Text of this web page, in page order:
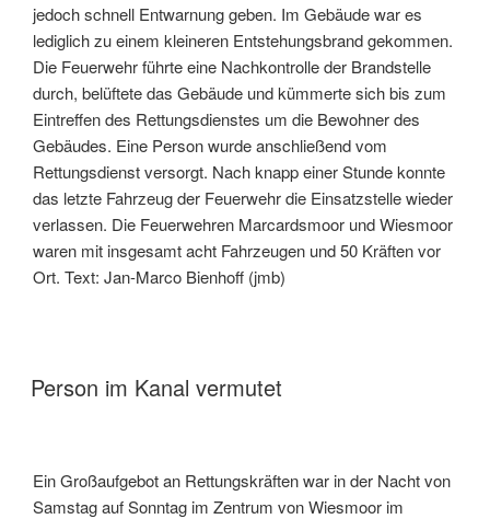
jedoch schnell Entwarnung geben. Im Gebäude war es
lediglich zu einem kleineren Entstehungsbrand gekommen.
Die Feuerwehr führte eine Nachkontrolle der Brandstelle
durch, belüftete das Gebäude und kümmerte sich bis zum
Eintreffen des Rettungsdienstes um die Bewohner des
Gebäudes. Eine Person wurde anschließend vom
Rettungsdienst versorgt. Nach knapp einer Stunde konnte
das letzte Fahrzeug der Feuerwehr die Einsatzstelle wieder
verlassen. Die Feuerwehren Marcardsmoor und Wiesmoor
waren mit insgesamt acht Fahrzeugen und 50 Kräften vor
Ort. Text: Jan-Marco Bienhoff (jmb)
Person im Kanal vermutet
Ein Großaufgebot an Rettungskräften war in der Nacht von
Samstag auf Sonntag im Zentrum von Wiesmoor im